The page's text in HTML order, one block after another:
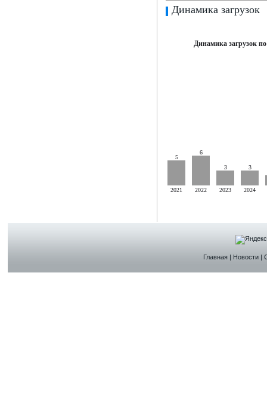
Динамика загрузок
Динамика загрузок
5
6
3 3
2021 2022 2023 2024
Главная| Новости|